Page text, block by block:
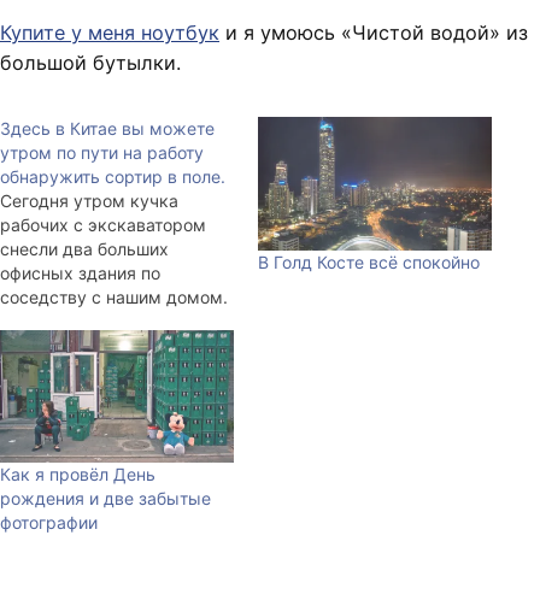
Купите у меня ноутбук и я умоюсь «Чистой водой» из
большой бутылки.
Здесь в Китае вы можете
утром по пути на работу
обнаружить сортир в поле.
Сегодня утром кучка
рабочих с экскаватором
снесли два больших
офисных здания по
соседству с нашим домом.
тоже разрушена. Пункт
связи переехал в новый
офис. Но это не самое
ужасное. Хуже всего то,
что они перекладывают
продукты в гипермаркете!
Сегодня мясо лежит здесь,
а завтра там, где соки.
В Голд Косте всё спокойно
Как я провёл День
рождения и две забытые
фотографии